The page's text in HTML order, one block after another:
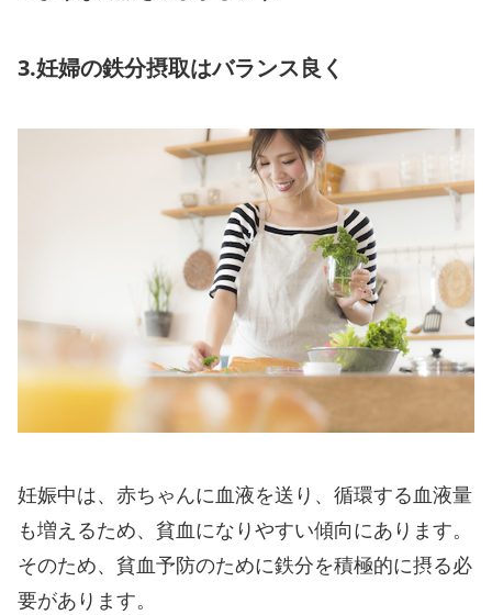
3.妊婦の鉄分摂取はバランス良く
妊娠中は、赤ちゃんに血液を送り、循環する血液量
も増えるため、貧血になりやすい傾向にあります。
そのため、貧血予防のために鉄分を積極的に摂る必
要があります。